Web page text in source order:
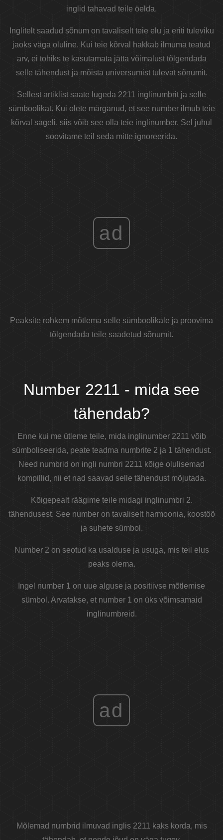
inglid tahavad teile öelda.
Inglitelt saadud sõnum on tavaliselt teie elu ja eriti tuleviku
jaoks väga oluline. Kui teie kõrval hakkab ilmuma teatud
arv, ei tohiks te kasutamata jätta võimalust tõlgendada
selle tähendust ja mõista universumist tulevat sõnumit.
Sellest artiklist saate lugeda 2211 inglinumbrit ja selle
sümboolikat. Kui olete märganud, et see number ilmub teie
kõrval sageli, siis võib see olla teie inglinumber. Sel juhul
soovitame teil seda mitte ignoreerida.
ad
Peaksite rohkem mõtlema selle sümboolikale ja proovima
tõlgendada teile saadetud sõnumit.
Number 2211 - mida see
tähendab?
Enne kui me ütleme teile, mida inglinumber 2211 võib
sümboliseerida, peate teadma numbrite 2 ja 1 tähendust.
Need numbrid on ingli numbri 2211 kõige olulisemad
kompillid, nii et nad saavad selle tähendust mõjutada.
Kõigepealt räägime teile midagi inglinumbri 2.
tähendusest. See number on tavaliselt harmoonia, koostöö
ja suhete sümbol.
Number 2 on seotud ka usalduse ja usuga, mis teil elus
peaks olema.
Ingel number 1 on uue alguse ja positiivse mõtlemise
sümbol. Arvatakse, et number 1 on üks võimsamaid
inglinumbreid.
ad
Mõlemad numbrid ilmuvad inglis 2211 kaks korda, mis